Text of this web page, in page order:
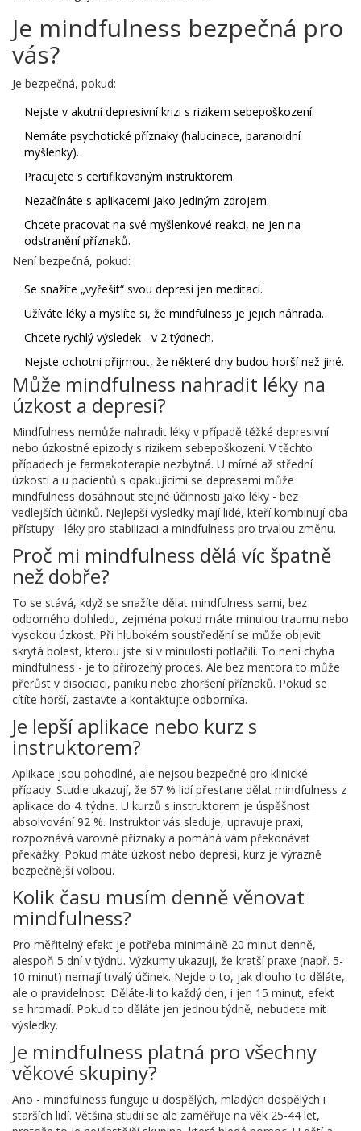
Je mindfulness bezpečná pro
vás?
Je bezpečná, pokud:
Nejste v akutní depresivní krizi s rizikem sebepoškození.
Nemáte psychotické příznaky (halucinace, paranoidní
myšlenky).
Pracujete s certifikovaným instruktorem.
Nezačínáte s aplikacemi jako jediným zdrojem.
Chcete pracovat na své myšlenkové reakci, ne jen na
odstranění příznaků.
Není bezpečná, pokud:
Se snažíte „vyřešit“ svou depresi jen meditací.
Užíváte léky a myslíte si, že mindfulness je jejich náhrada.
Chcete rychlý výsledek - v 2 týdnech.
Nejste ochotni přijmout, že některé dny budou horší než jiné.
Může mindfulness nahradit léky na
úzkost a depresi?
Mindfulness nemůže nahradit léky v případě těžké depresivní
nebo úzkostné epizody s rizikem sebepoškození. V těchto
případech je farmakoterapie nezbytná. U mírné až střední
úzkosti a u pacientů s opakujícími se depresemi může
mindfulness dosáhnout stejné účinnosti jako léky - bez
vedlejších účinků. Nejlepší výsledky mají lidé, kteří kombinují oba
přístupy - léky pro stabilizaci a mindfulness pro trvalou změnu.
Proč mi mindfulness dělá víc špatně
než dobře?
To se stává, když se snažíte dělat mindfulness sami, bez
odborného dohledu, zejména pokud máte minulou traumu nebo
vysokou úzkost. Při hlubokém soustředění se může objevit
skrytá bolest, kterou jste si v minulosti potlačili. To není chyba
mindfulness - je to přirozený proces. Ale bez mentora to může
přerůst v disociaci, paniku nebo zhoršení příznaků. Pokud se
cítíte horší, zastavte a kontaktujte odborníka.
Je lepší aplikace nebo kurz s
instruktorem?
Aplikace jsou pohodlné, ale nejsou bezpečné pro klinické
případy. Studie ukazují, že 67 % lidí přestane dělat mindfulness z
aplikace do 4. týdne. U kurzů s instruktorem je úspěšnost
absolvování 92 %. Instruktor vás sleduje, upravuje praxi,
rozpoznává varovné příznaky a pomáhá vám překonávat
překážky. Pokud máte úzkost nebo depresi, kurz je výrazně
bezpečnější volbou.
Kolik času musím denně věnovat
mindfulness?
Pro měřitelný efekt je potřeba minimálně 20 minut denně,
alespoň 5 dní v týdnu. Výzkumy ukazují, že kratší praxe (např. 5-
10 minut) nemají trvalý účinek. Nejde o to, jak dlouho to děláte,
ale o pravidelnost. Děláte-li to každý den, i jen 15 minut, efekt
se hromadí. Pokud to děláte jen jednou týdně, nebudete mít
výsledky.
Je mindfulness platná pro všechny
věkové skupiny?
Ano - mindfulness funguje u dospělých, mladých dospělých i
starších lidí. Většina studií se ale zaměřuje na věk 25-44 let,